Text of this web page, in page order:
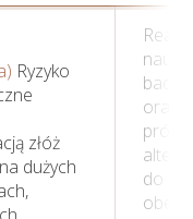
Ryzyko
złóż
dużych
oraz
prób
do